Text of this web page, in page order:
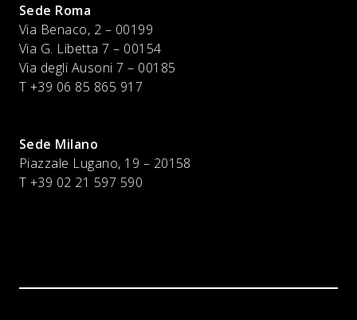
Sede Roma
Via Benaco, 2 – 00199
Via G. Libetta 7 – 00154
Via degli Ausoni 7 – 00185
T +39 06 85 865 917
Sede Milano
Piazzale Lugano, 19 – 20158
T +39 02 21 597 590